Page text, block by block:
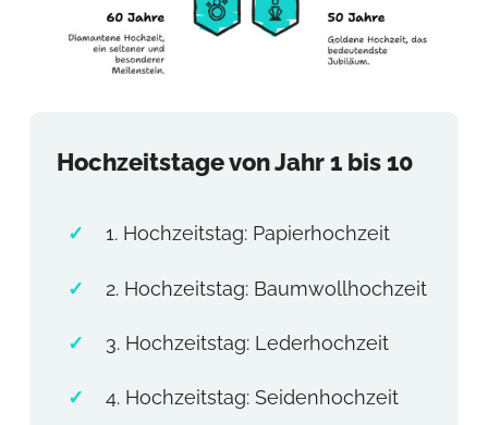
Hochzeitstage von Jahr 1 bis 10
1. Hochzeitstag: Papierhochzeit
2. Hochzeitstag: Baumwollhochzeit
3. Hochzeitstag: Lederhochzeit
4. Hochzeitstag: Seidenhochzeit